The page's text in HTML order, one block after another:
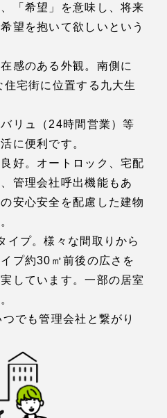
「希望」を意味し、将来
望を抱いて欲しいという
感のある外観。南側に
宅街に位置する九大生
リュ（24時間営業）等
に便利です。
好。オートロック、宅配
管理会社呼出機能もあ
安心安全を配慮した建物
イプ。様々な間取りから
プ約30㎡前後の広さを
しています。一部の居室
でも管理会社と繋がり